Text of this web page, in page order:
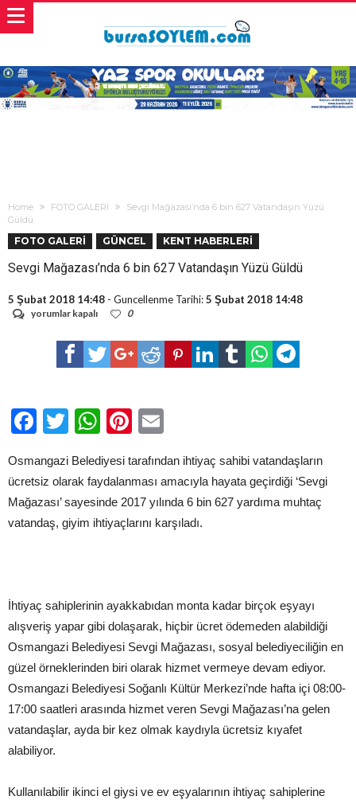
Home FOTO GALERİ
Sevgi Mağazası’nda 6 bin 627 Vatandaşın Yüzü
Güldü
FOTO GALERİ GÜNCEL KENT HABERLERİ
Sevgi Mağazası’nda 6 bin 627 Vatandaşın Yüzü Güldü
5 Şubat 2018 14:48 - Guncellenme Tarihi:5 Şubat 2018 14:48
Sevgi
için
yorumlar kapalı 0
Facebook
TwitterWhatsApp
Pinterest
Osmangazi Belediyesi tarafından ihtiyaç sahibi vatandaşların
ücretsiz olarak faydalanması amacıyla hayata geçirdiği ‘Sevgi
Mağazası’ sayesinde 2017 yılında 6 bin 627 yardıma muhtaç
vatandaş, giyim ihtiyaçlarını karşıladı.
İhtiyaç sahiplerinin ayakkabıdan monta kadar birçok eşyayı
alışveriş yapar gibi dolaşarak, hiçbir ücret ödemeden alabildiği
Osmangazi Belediyesi Sevgi Mağazası, sosyal belediyeciliğin en
güzel örneklerinden biri olarak hizmet vermeye devam ediyor.
Osmangazi Belediyesi Soğanlı Kültür Merkezi’nde hafta içi 08:00-
17:00 saatleri arasında hizmet veren Sevgi Mağazası’na gelen
vatandaşlar, ayda bir kez olmak kaydıyla ücretsiz kıyafet
alabiliyor.
Kullanılabilir ikinci el giysi ve ev eşyalarının ihtiyaç sahiplerine